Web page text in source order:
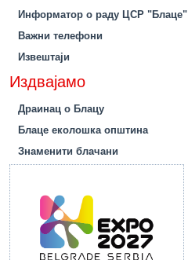
Информатор о раду ЦСР "Блаце"
Важни телефони
Извештаји
Издвајамо
Драинац о Блацу
Блаце еколошка општина
Знаменити блачани